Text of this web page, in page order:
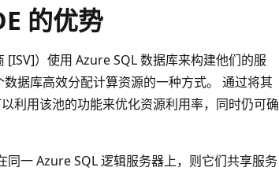
的优势
）使用 Azure SQL 数据库来构建他们的服
据库高效分配计算资源的一种方式。 通过将其
利用该池的功能来优化资源利用率，同时仍可确
一 Azure SQL 逻辑服务器上，则它们共享服务